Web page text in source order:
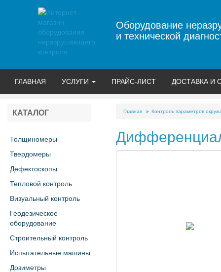
Оборудование
и технической
ГЛАВНАЯ УСЛУГИ ПРАЙС-ЛИСТ ДОСТАВКА И
КАТАЛОГ
Толщиномеры
Твердомеры
Дефектоскопы
Тепловой контроль
Визуальный контроль
Геодезическое
оборудование
Строительный контроль
Испытательные машины
Дозиметры
Главная Контроль параметров